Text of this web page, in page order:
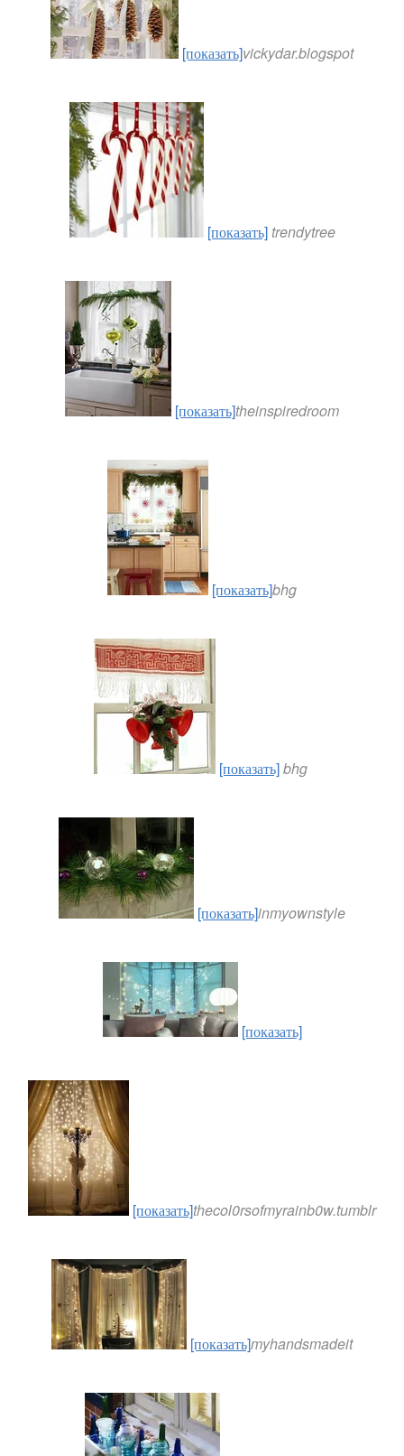
[показать]vickydar.blogspot
[показать]trendytree
[показать]theinspiredroom
[показать]bhg
[показать]bhg
[показать]inmyownstyle
[показать]
[показать]thecol0rsofmyrainb0w.tumblr
[показать]myhandsmadeit